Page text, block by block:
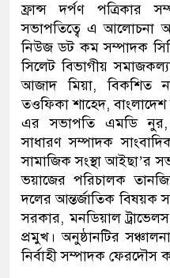
ফ্রান্স দর্পণ
সভাপতিত্বে এ আলোচনা
নিউজ ডট কম সম্পাদক
সিলেট বিভাগীয়
আজাদ মিয়া, বিকশিত
তওফিকা শাহেদ,
এর সভাপতি এমডি নুর,
সাধারণ সম্পাদক
সামাজিক সংস্থা আইছা’র
ভয়াজের পরিচালক
দলের আন্তর্জাতিক
সরকার, মনডিয়াল
প্রমুখ। অনুষ্ঠানটির
নির্বাহী সম্পাদক ফেরদৌস